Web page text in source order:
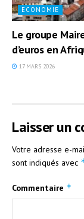
ECONOMIE
Le groupe
d’euros en
17 MARS 2026
Laisser un
Votre adresse e-
sont indiqués avec
Commentaire *